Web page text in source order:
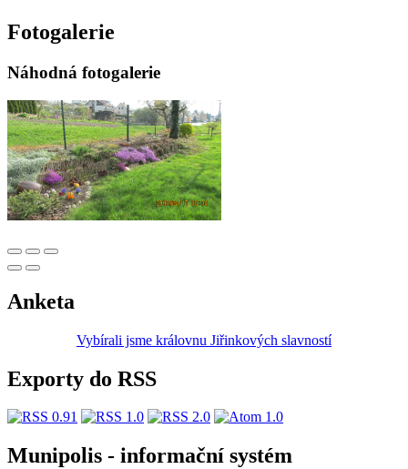
Fotogalerie
Náhodná fotogalerie
Anketa
Vybírali jsme královnu Jiřinkových slavností
Exporty do RSS
Munipolis - informační systém